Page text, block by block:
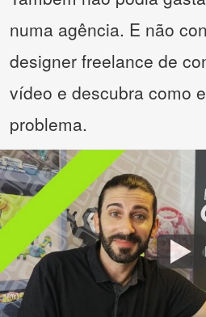
numa agência. E não
designer freelance de
vídeo e descubra como
problema.